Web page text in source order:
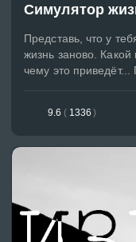
Симулятор
Представь, что у
жизнь заново.
чему это приведёт...
9.6 ( 1336 )